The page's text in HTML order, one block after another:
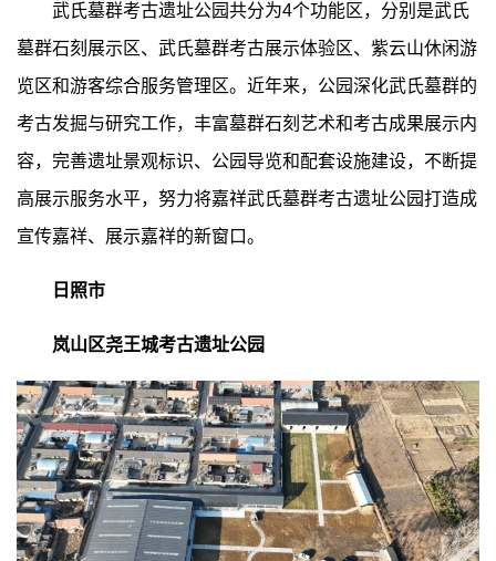
武氏墓群考古遗址公园共分为4个功能区，分别是武氏
墓群石刻展示区、武氏墓群考古展示体验区、紫云山休闲游
览区和游客综合服务管理区。近年来，公园深化武氏墓群的
考古发掘与研究工作，丰富墓群石刻艺术和考古成果展示内
容，完善遗址景观标识、公园导览和配套设施建设，不断提
高展示服务水平，努力将嘉祥武氏墓群考古遗址公园打造成
宣传嘉祥、展示嘉祥的新窗口。
日照市
岚山区尧王城考古遗址公园